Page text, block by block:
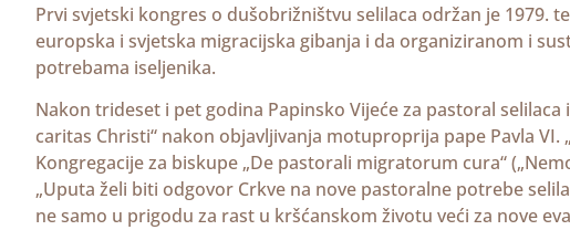
Prvi svjetski kongres o dušobrižništvu selilaca održan je 1979.
europska i svjetska migracijska gibanja i da organiziranom i
potrebama iseljenika.
Nakon trideset i pet godina Papinsko Vijeće za pastoral
caritas Christi“ nakon objavljivanja motuproprija pape Pavla
Kongregacije za biskupe „De pastorali migratorum cura“
„Uputa želi biti odgovor Crkve na nove pastoralne potrebe
ne samo u prigodu za rast u kršćanskom životu veći za nove